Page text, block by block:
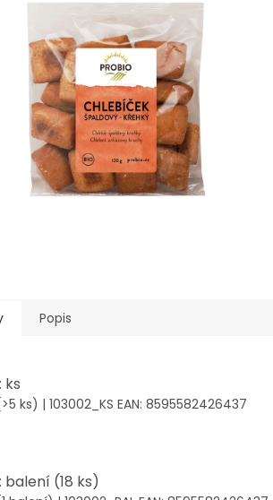
Popis
ks
ks) | 103002_KS EAN: 8595582426437
(18 ks)